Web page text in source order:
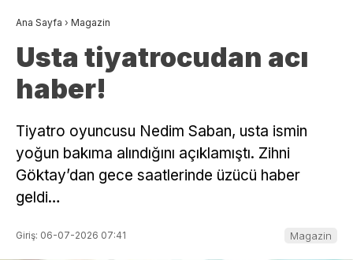
Ana Sayfa › Magazin
Usta tiyatrocudan acı
haber!
Tiyatro oyuncusu Nedim Saban, usta ismin
yoğun bakıma alındığını açıklamıştı. Zihni
Göktay’dan gece saatlerinde üzücü haber
geldi…
Giriş: 06-07-2026 07:41 Magazin